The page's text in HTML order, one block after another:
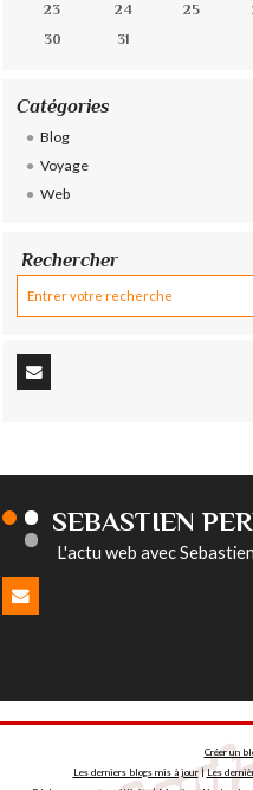
23
24 25
30
31
Catégories
Blog
Voyage
Web
Rechercher
SEBASTIEN
L'actu web avec
Créer un
Les derniers blogs mis à jour|Les